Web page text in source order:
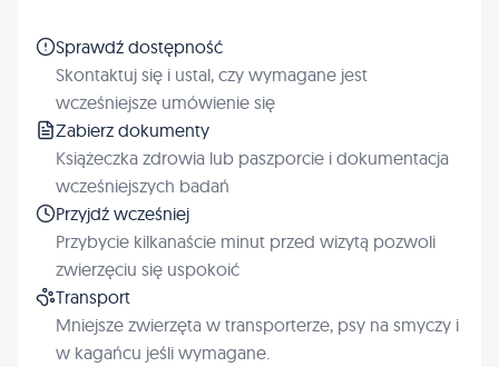
Sprawdź dostępność
Skontaktuj się i ustal, czy wymagane jest
wcześniejsze umówienie się
Zabierz dokumenty
Książeczka zdrowia lub paszporcie i dokumentacja
wcześniejszych badań
Przyjdź wcześniej
Przybycie kilkanaście minut przed wizytą pozwoli
zwierzęciu się uspokoić
Transport
Mniejsze zwierzęta w transporterze, psy na smyczy i
w kagańcu jeśli wymagane.